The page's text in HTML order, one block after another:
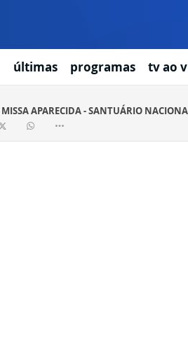
últimas programas tv ao
MISSA APARECIDA - SANTUÁRIO